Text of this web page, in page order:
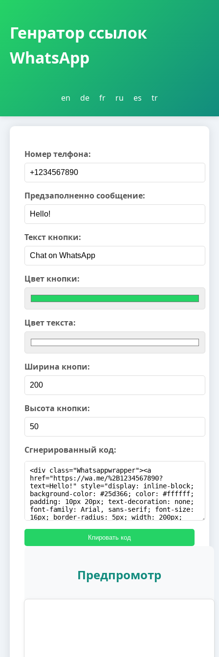
Генратор ссылок
WhatsApp
en de fr ru es tr
Номер телфона:
Предзаполненно сообщение:
Текст кнопки:
Цвет кнопки:
Цвет текста:
Ширина кнопи:
Высота кнопки:
Сгнерированный код:
Кпировать код
Предпромотр